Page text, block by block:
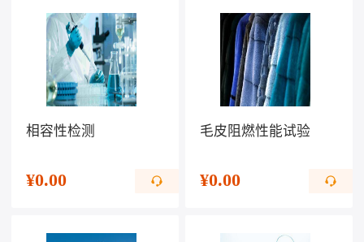
相容性检测
¥0.00
毛皮阻燃性能试验
¥0.00